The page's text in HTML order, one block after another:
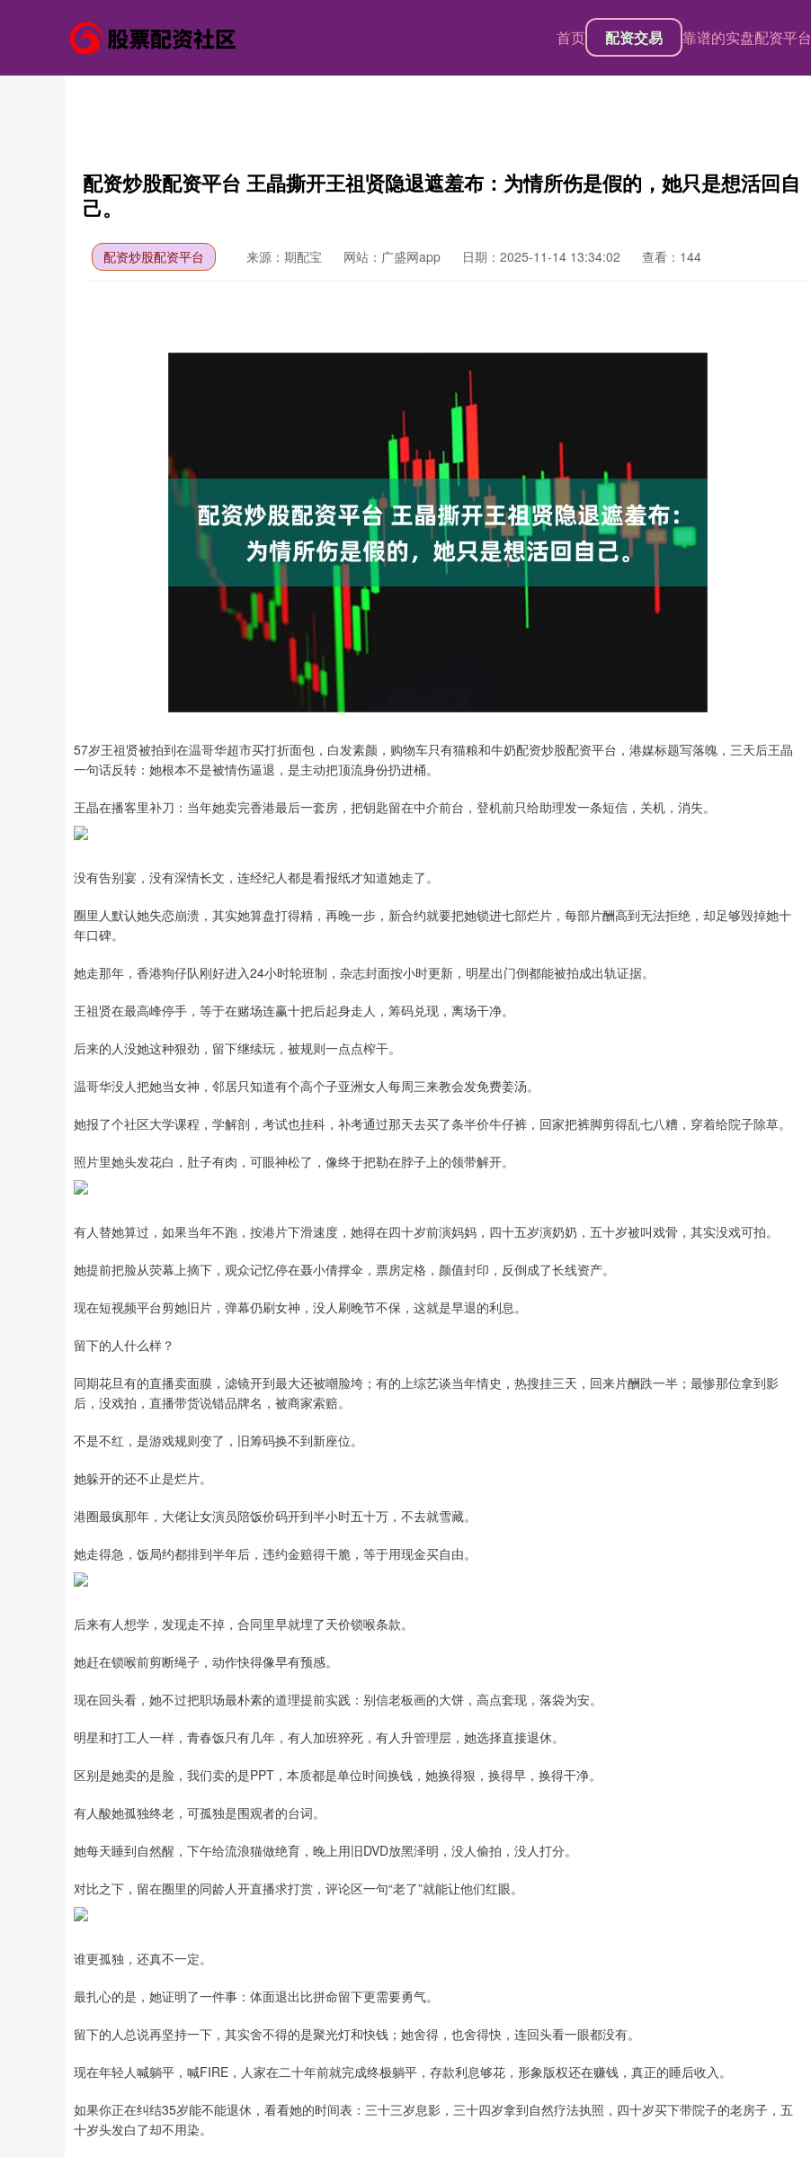
首页 配资交易 靠谱的实盘配资平台
配资炒股配资平台 王晶撕开王祖贤隐退遮羞布：为情所伤是假的，她只是想活回自
己。
配资炒股配资平台 来源：期配宝 网站：广盛网app 日期：2025-11-14 13:34:02 查看：144
57岁王祖贤被拍到在温哥华超市买打折面包，白发素颜，购物车只有猫粮和牛奶配资炒股配资平台，港媒标题写落魄，三天后王晶
一句话反转：她根本不是被情伤逼退，是主动把顶流身份扔进桶。
王晶在播客里补刀：当年她卖完香港最后一套房，把钥匙留在中介前台，登机前只给助理发一条短信，关机，消失。
没有告别宴，没有深情长文，连经纪人都是看报纸才知道她走了。
圈里人默认她失恋崩溃，其实她算盘打得精，再晚一步，新合约就要把她锁进七部烂片，每部片酬高到无法拒绝，却足够毁掉她十
年口碑。
她走那年，香港狗仔队刚好进入24小时轮班制，杂志封面按小时更新，明星出门倒都能被拍成出轨证据。
王祖贤在最高峰停手，等于在赌场连赢十把后起身走人，筹码兑现，离场干净。
后来的人没她这种狠劲，留下继续玩，被规则一点点榨干。
温哥华没人把她当女神，邻居只知道有个高个子亚洲女人每周三来教会发免费姜汤。
她报了个社区大学课程，学解剖，考试也挂科，补考通过那天去买了条半价牛仔裤，回家把裤脚剪得乱七八糟，穿着给院子除草。
照片里她头发花白，肚子有肉，可眼神松了，像终于把勒在脖子上的领带解开。
有人替她算过，如果当年不跑，按港片下滑速度，她得在四十岁前演妈妈，四十五岁演奶奶，五十岁被叫戏骨，其实没戏可拍。
她提前把脸从荧幕上摘下，观众记忆停在聂小倩撑伞，票房定格，颜值封印，反倒成了长线资产。
现在短视频平台剪她旧片，弹幕仍刷女神，没人刷晚节不保，这就是早退的利息。
留下的人什么样？
同期花旦有的直播卖面膜，滤镜开到最大还被嘲脸垮；有的上综艺谈当年情史，热搜挂三天，回来片酬跌一半；最惨那位拿到影
后，没戏拍，直播带货说错品牌名，被商家索赔。
不是不红，是游戏规则变了，旧筹码换不到新座位。
她躲开的还不止是烂片。
港圈最疯那年，大佬让女演员陪饭价码开到半小时五十万，不去就雪藏。
她走得急，饭局约都排到半年后，违约金赔得干脆，等于用现金买自由。
后来有人想学，发现走不掉，合同里早就埋了天价锁喉条款。
她赶在锁喉前剪断绳子，动作快得像早有预感。
现在回头看，她不过把职场最朴素的道理提前实践：别信老板画的大饼，高点套现，落袋为安。
明星和打工人一样，青春饭只有几年，有人加班猝死，有人升管理层，她选择直接退休。
区别是她卖的是脸，我们卖的是PPT，本质都是单位时间换钱，她换得狠，换得早，换得干净。
有人酸她孤独终老，可孤独是围观者的台词。
她每天睡到自然醒，下午给流浪猫做绝育，晚上用旧DVD放黑泽明，没人偷拍，没人打分。
对比之下，留在圈里的同龄人开直播求打赏，评论区一句“老了”就能让他们红眼。
谁更孤独，还真不一定。
最扎心的是，她证明了一件事：体面退出比拼命留下更需要勇气。
留下的人总说再坚持一下，其实舍不得的是聚光灯和快钱；她舍得，也舍得快，连回头看一眼都没有。
现在年轻人喊躺平，喊FIRE，人家在二十年前就完成终极躺平，存款利息够花，形象版权还在赚钱，真正的睡后收入。
如果你正在纠结35岁能不能退休，看看她的时间表：三十三岁息影，三十四岁拿到自然疗法执照，四十岁买下带院子的老房子，五
十岁头发白了却不用染。